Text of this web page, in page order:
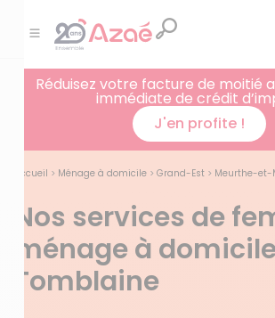
Réduisez votre facture de moitié
immédiate de crédit
J'en profite !
Accueil > Ménage à domicile > Grand-Est > Meurthe-et-
Nos services de
ménage à
Tomblaine